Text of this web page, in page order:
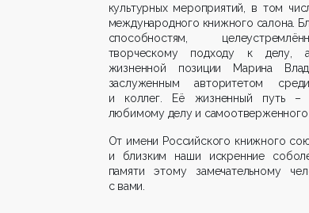
культурных мероприятий, в том
международного книжного салона.
способностям,
творческому подходу к делу,
жизненной позиции Марина
заслуженным авторитетом
и коллег. Её жизненный путь –
любимому делу и самоотверженного
От имени Российского книжного
и близким наши искренние
памяти этому замечательному
с вами.